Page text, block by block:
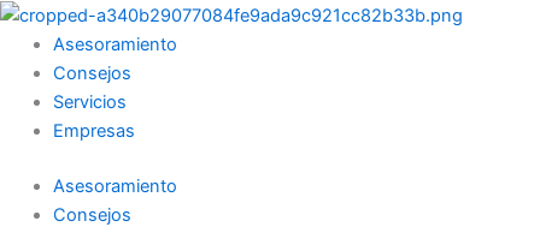
Ir
contenido
Asesoramiento
Consejos
Servicios
Empresas
Asesoramiento
Consejos